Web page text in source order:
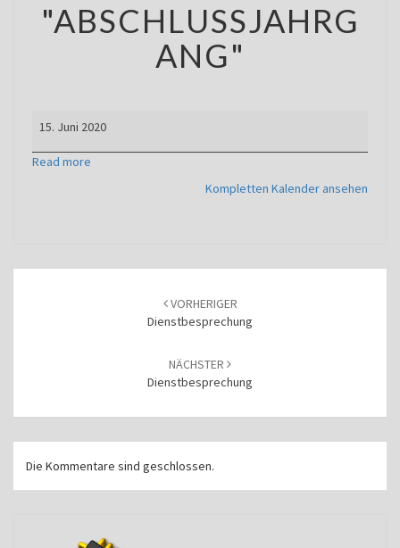
"ABSCHLUSSJAHRG
ANG"
Bekanntgabe
Prüfungsergebnisse
Deutsch
15. Juni 2020
Read more
Kompletten Kalender ansehen
VORHERIGER
Dienstbesprechung
NÄCHSTER
Dienstbesprechung
Die Kommentare sind geschlossen.